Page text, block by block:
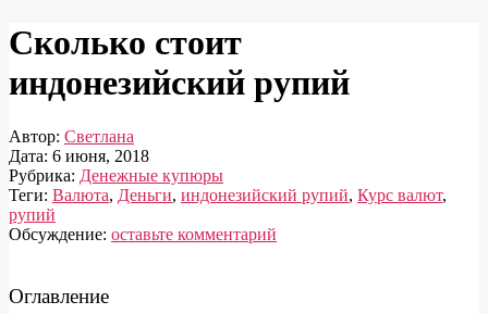
Сколько стоит
индонезийский рупий
Автор: Светлана
Дата: 6 июня, 2018
Рубрика: Денежные купюры
Теги: Валюта, Деньги, индонезийский рупий, Курс валют,
рупий
Обсуждение: оставьте комментарий
Оглавление